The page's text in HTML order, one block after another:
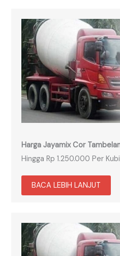
Harga Jayamix Cor
Hingga Rp 1.250.000 Per
BACA LEBIH LANJUT